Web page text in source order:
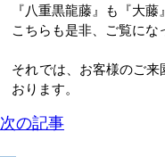
『八重黒龍藤』も『大
こちらも是非、ご覧にな
それでは、お客様のご
おります。
次の記事